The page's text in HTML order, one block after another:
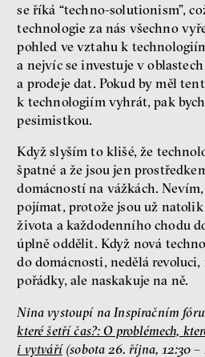
se říká “techno-solutionism”,
technologie za nás všechno
pohled ve vztahu k
a nejvíc se investuje v
a prodeje dat. Pokud by měl
k technologiím vyhrát, pak
pesimistkou.
Když slyším to klišé, že
špatné a že jsou jen
domácností na vážkách.
pojímat, protože jsou už
života a každodenního chodu
úplně oddělit. Když nová
do domácnosti, nedělá
pořádky, ale naskakuje na ně.
Nina vystoupí na Inspiračním
které šetří čas?: O problémech,
i vytváří(sobota 26. října, 12:30 –